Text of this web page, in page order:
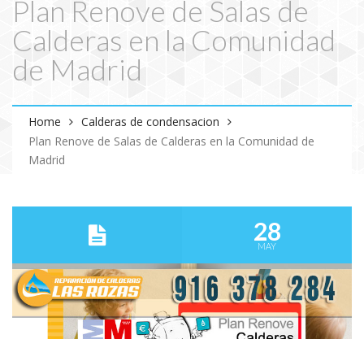
Plan Renove de Salas de
Calderas en la Comunidad
de Madrid
Home
Calderas de condensacion
Plan Renove de Salas de Calderas en la Comunidad de
Madrid
28
MAY